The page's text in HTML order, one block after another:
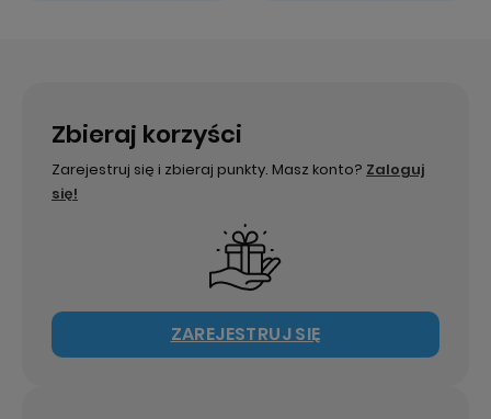
Zbieraj korzyści
Zarejestruj się i zbieraj punkty. Masz konto? Zaloguj
się!
ZAREJESTRUJ SIĘ